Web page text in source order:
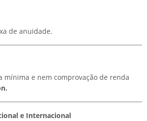
de anuidade.
mínima e nem comprovação de renda
e Internacional